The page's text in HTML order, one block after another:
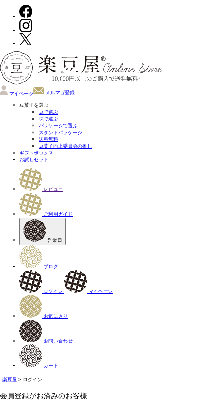
マイページ メルマガ登録
豆菓子を選ぶ
豆で選ぶ
味で選ぶ
パッケージで選ぶ
スタンドパッケージ
送料無料
豆菓子向上委員会の推し
ギフトボックス
お試しセット
レビュー
ご利用ガイド
営業日
ブログ
ログイン マイページ
お気に入り
お問い合わせ
カート
楽豆屋 ログイン
会員登録がお済みのお客様